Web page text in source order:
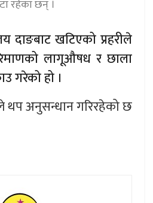
रहेका छन् ।
दाङबाट खटिएको प्रहरीले
लागूऔषध र छाला
गरेको हो ।
थप अनुसन्धान गरिरहेको छ